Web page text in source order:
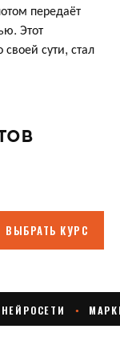
передаёт
Этот
сути, стал